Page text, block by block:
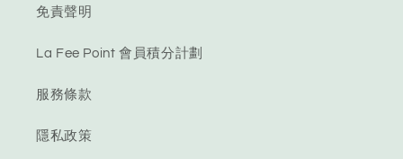
免責聲明
La Fee Point 會員積分計劃
服務條款
隱私政策